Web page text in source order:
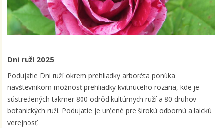
Dni ruží 2025
Podujatie Dni ruží okrem prehliadky arboréta ponúka
návštevníkom možnosť prehliadky kvitnúceho rozária, kde je
sústredených takmer 800 odrôd kultúrnych ruží a 80 druhov
botanických ruží. Podujatie je určené pre širokú odbornú a laickú
verejnosť.